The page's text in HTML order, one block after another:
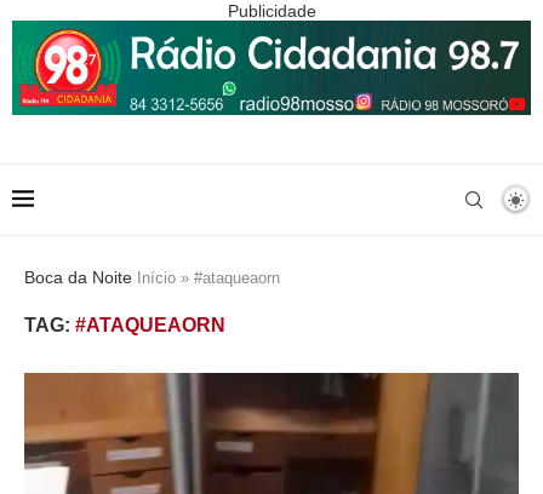
Publicidade
Boca da Noite Início » #ataqueaorn
TAG: #ATAQUEAORN